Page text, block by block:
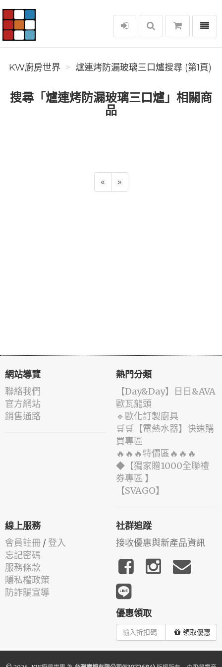
KW廚房世界
選單
KW廚房世界 爐連烤防漏玻璃三口爐搜尋 (第1頁)
搜尋「爐連烤防漏玻璃三口爐」相關商
品
« »
網站導覽
聯絡我們
官方網站
銷售通路
熱門分類
️【Day&Day】️日日&AVA
歐瓦龍頭
🔹歐化訂製廚具
🛒🛒【電熱水器】快速購
買專區
🔥🔥🔥特價區🔥🔥🔥
◆【獨家贈1000全聯禮
券專區 】
️【SVAGO】️
線上服務
會員註冊 / 登入
忘記密碼
服務條款
隱私權政策
防詐騙宣導
社群追蹤
接收優惠與新產品資訊
優惠領取
領取優惠